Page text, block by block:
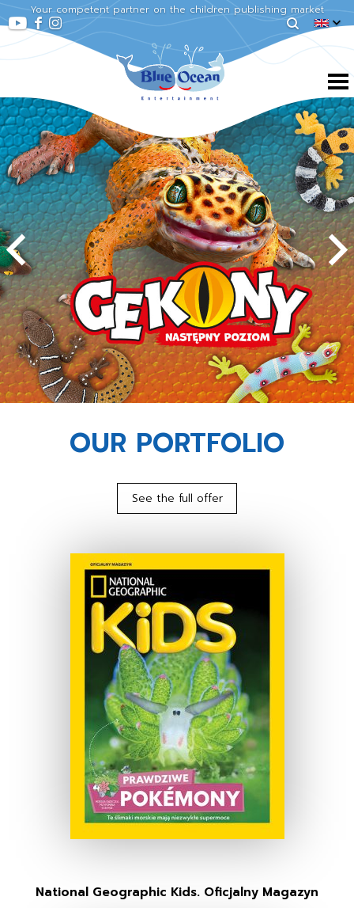
Your competent partner on the children publishing market
OUR PORTFOLIO
See the full offer
National Geographic Kids. Oficjalny Magazyn